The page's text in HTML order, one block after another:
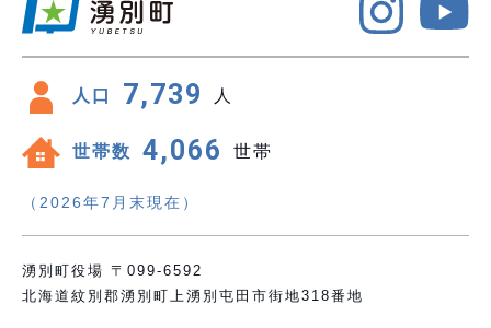
人口 7,739 人
世帯数 4,066 世帯
（2026年7月末現在）
湧別町役場 〒099-6592
北海道紋別郡湧別町上湧別屯田市街地318番地